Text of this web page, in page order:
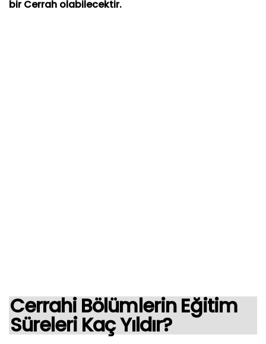
bir Cerrah olabilecektir.
Cerrahi Bölümlerin Eğitim
Süreleri Kaç Yıldır?